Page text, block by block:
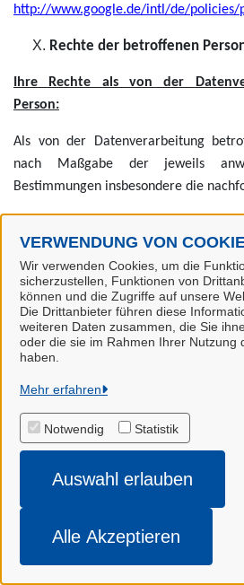
VERWENDUNG VON
Wir verwenden Cookies, um die
sicherzustellen, Funktionen von
können und die Zugriffe auf unsere
Die Drittanbieter führen diese
weiteren Daten zusammen, die Sie
oder die sie im Rahmen Ihrer Nutzung
haben.
Mehr erfahren
Notwendig Statistik
Auswahl erlauben
Alle Akzeptieren
http://www.google.de/intl/de/policies/
Rechte der betroffenen
Ihre Rechte als von der
Person:
Als von der Datenverarbeitung
nach Maßgabe der jeweils
Bestimmungen insbesondere die
verlangen, ob personenbezogene
Sie betreffen. Ist dies der Fall, so
Auskunft über diese
Art. 15 DSGVO im einzelnen
•Berichtigung : Sie haben das
Daten und ggf. die
personenbezogener Daten zu
•Löschung: Sie haben das Recht,
betreffende personenbezogene
verfolgten Zwecke nicht mehr
gesetzlichen Aufbewahrungs- und